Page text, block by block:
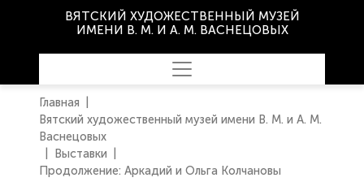
ВЯТСКИЙ ХУДОЖЕСТВЕННЫЙ МУЗЕЙ
ИМЕНИ В. М. И А. М. ВАСНЕЦОВЫХ
Главная
Вятский художественный музей имени В. М. и А. М.
Васнецовых
Выставки
Продолжение: Аркадий и Ольга Колчановы